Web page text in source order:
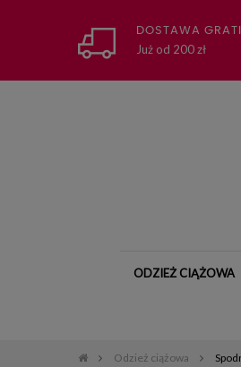
DOSTAWA
Już od 200 zł
ODZIEŻ CIĄŻOWA
Odzież ciążowa